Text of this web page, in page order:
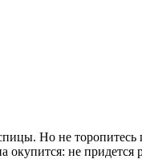
Но не
не придется